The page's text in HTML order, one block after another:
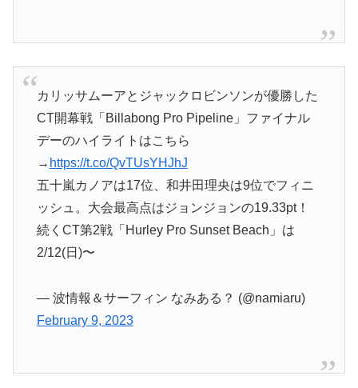
カリッサムーアとジャックロビンソンが優勝した
CT開幕戦「Billabong Pro Pipeline」ファイナル
デーのハイライトはこちら
→ https://t.co/QvTUsYHJhJ
五十嵐カノアは17位、和井田理央は9位でフィニ
ッシュ。大会最高点はジョンジョンの19.33pt！
続くCT第2戦「Hurley Pro Sunset Beach」は
2/12(日)〜
— 波情報＆サーフィン なみある？ (@namiaru)
February 9, 2023